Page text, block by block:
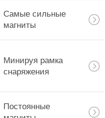
Самые сильные
магниты
Минируя рамка
снаряжения
Постоянные